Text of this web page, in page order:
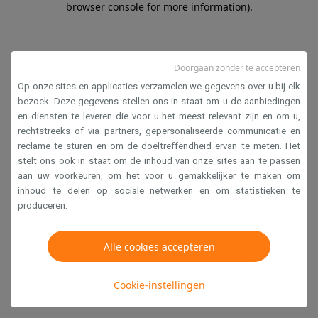
browser console for more information).
Op onze sites en applicaties verzamelen we gegevens over u bij elk
bezoek. Deze gegevens stellen ons in staat om u de aanbiedingen
en diensten te leveren die voor u het meest relevant zijn en om u,
rechtstreeks of via partners, gepersonaliseerde communicatie en
reclame te sturen en om de doeltreffendheid ervan te meten. Het
stelt ons ook in staat om de inhoud van onze sites aan te passen
aan uw voorkeuren, om het voor u gemakkelijker te maken om
inhoud te delen op sociale netwerken en om statistieken te
produceren.
Alle cookies accepteren
Cookie-instellingen
Doorgaan zonder te accepteren